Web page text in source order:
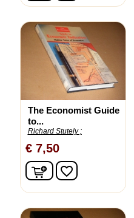
The Economist Guide
to...
Richard Stutely ;
€ 7,50
In winkelwagen
favorite_border